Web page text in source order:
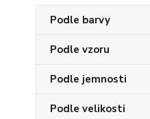
Podle barvy
Podle vzoru
Podle jemnosti
Podle velikosti